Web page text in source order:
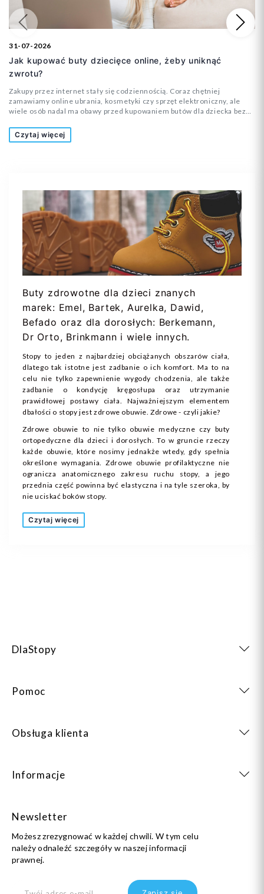
31-07-2026
Jak kupować buty dziecięce online, żeby uniknąć
zwrotu?
Zakupy przez internet stały się codziennością. Coraz chętniej
zamawiamy online ubrania, kosmetyki czy sprzęt elektroniczny, ale
wiele osób nadal ma obawy przed kupowaniem butów dla dziecka bez
but nie okaże się za wąski? A może dziecko nie będzie chciało w nim
chodzić? To pytania, które zadaje sobie wielu rodziców.
Czytaj więcej
Poprzedni
Czytaj więcej
Buty zdrowotne dla dzieci znanych
marek: Emel, Bartek, Aurelka, Dawid,
Befado oraz dla dorosłych: Berkemann,
Dr Orto, Brinkmann i wiele innych.
Stopy to jeden z najbardziej obciążanych obszarów ciała,
dlatego tak istotne jest zadbanie o ich komfort. Ma to na
celu nie tylko zapewnienie wygody chodzenia, ale także
zadbanie o kondycję kręgosłupa oraz utrzymanie
prawidłowej postawy ciała. Najważniejszym elementem
dbałości o stopy jest zdrowe obuwie. Zdrowe - czyli jakie?
Zdrowe obuwie to nie tylko obuwie medyczne czy buty
ortopedyczne dla dzieci i dorosłych. To w gruncie rzeczy
każde obuwie, które nosimy jednakże wtedy, gdy spełnia
określone wymagania. Zdrowe obuwie profilaktyczne nie
ogranicza anatomicznego zakresu ruchu stopy, a jego
przednia część powinna być elastyczna i na tyle szeroka, by
nie uciskać boków stopy.
DlaStopy
Pomoc
Obsługa klienta
Informacje
Newsletter
Możesz zrezygnować w każdej chwili. W tym celu
należy odnaleźć szczegóły w naszej informacji
prawnej.